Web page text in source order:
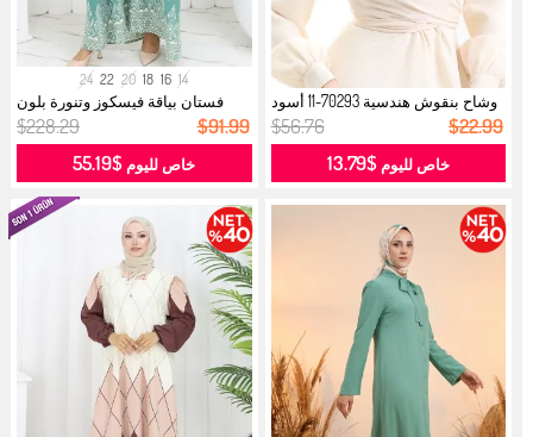
وشاح بنقوش هندسية 70293-11 أسود
نيل...
$56.76 $22.99
خاص لليوم$13.79
14
16
18
20
22
24
فستان بياقة فيسكوز وتنورة بلون
مائي...
$228.29 $91.99
خاص لليوم $55.19